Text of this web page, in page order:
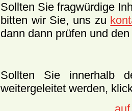
Sollten Sie fragwürdige
bitten wir Sie, uns zu
dann dann prüfen und
Sollten Sie innerhalb
weitergeleitet werden,